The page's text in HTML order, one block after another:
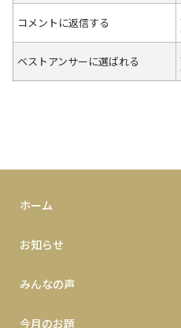
コメントに返信する
ベストアンサーに選ばれる
ホーム
お知らせ
みんなの声
今月のお題